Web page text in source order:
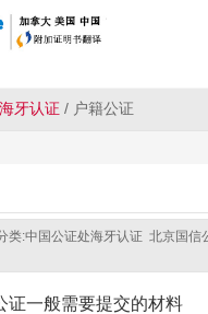
牙认证 / 户籍公证
类:中国公证处海牙认证 北京国信
证一般需要提交的材料